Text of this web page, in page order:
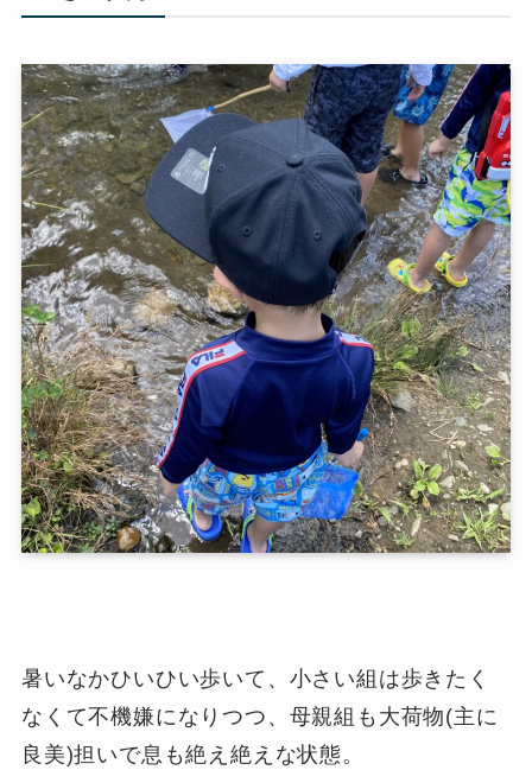
暑いなかひいひい歩いて、小さい組は歩きたく
なくて不機嫌になりつつ、母親組も大荷物(主に
良美)担いで息も絶え絶えな状態。